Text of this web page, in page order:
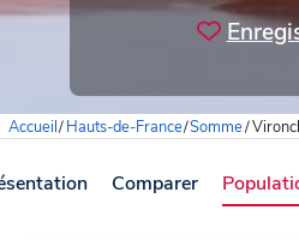
Accueil/Hauts-de-France/Somme/
Comparer